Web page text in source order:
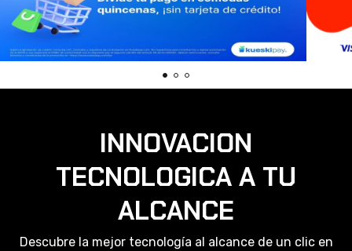
INNOVACION
TECNOLOGICA A TU
ALCANCE
Descubre la mejor tecnología al alcance de un clic en